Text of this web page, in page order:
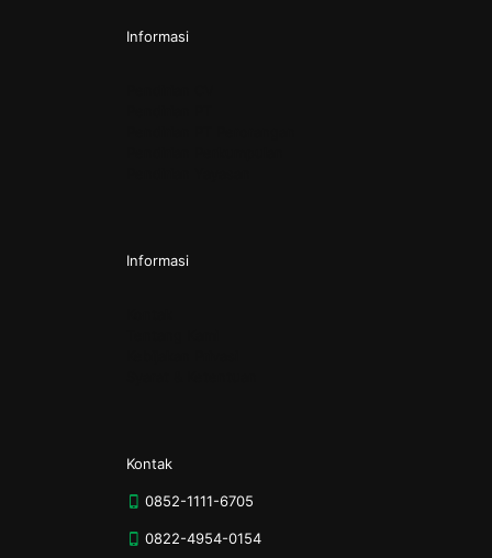
Informasi
Informasi
Kontak
0852-1111-6705
0822-4954-0154